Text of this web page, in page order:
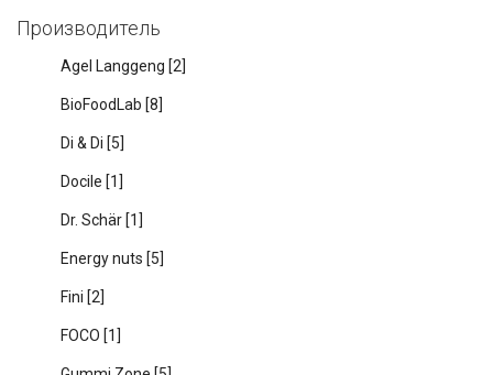
Производитель
Agel Langgeng [2]
BioFoodLab [8]
Di & Di [5]
Docile [1]
Dr. Schär [1]
Energy nuts [5]
Fini [2]
FOCO [1]